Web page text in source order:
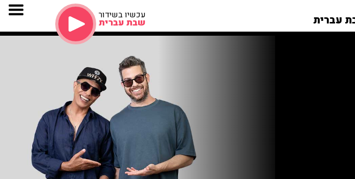
עברית עכשיו בשידור
שבת עברית